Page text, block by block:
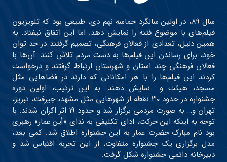
سال ۸۹، در اولین سالگرد حماسه نهم دی، طبیعی بود که تلویزیون
فیلم‌های با موضوع فتنه را نمایش دهد. اما این اتفاق نیفتاد. به
همین دلیل، تعدادی از فعالان فرهنگی، تصمیم گرفتند در حد توان
خود، برای رساندن این فیلم‌ها به دست مردم تلاش کنند. آن‌ها با
فعالان فرهنگی چند استان و شهرستان ارتباط گرفتند و درخواست
کردند این فیلم‌ها را با هر امکاناتی که دارند در فضاهایی مثل
مسجد، هیئت و… نمایش دهند. به این ترتیب، اولین دوره
جشنواره در حدود ۳۰ نقطه از شهرهایی مثل مشهد، جیرفت، تبریز،
تهران و… به صورت مردمی برگزار شد و حدود ۱۹ اثر اکران شدند. با
توجه به اینکه این حرکت، ادای تکلیفی به ندای «أین عمار» رهبری
بود نام مبارک حضرت عمار به این جشنواره اطلاق شد. کمی بعد،
مدل برگزاری یک جشنواره متفاوت، از این تجربه اقتباس شد و
دبیرخانه دائمی جشنواره شکل گرفت.